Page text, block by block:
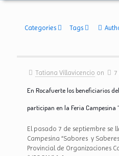
Categories Tags
Tatiana Villavicencio on 7
En Rocafuerte los beneficiarios
participan en la Feria Campesina
El pasado 7 de septiembre se
Campesina “Sabores y
Provincial de Organizaciones